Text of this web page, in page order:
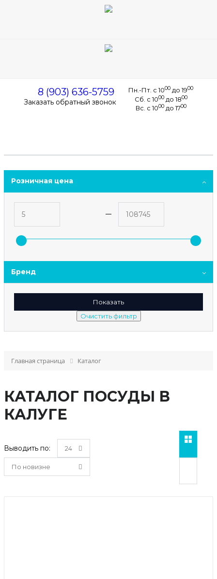
8 (903) 636-5759
Заказать обратный звонок
Пн.-Пт. с 1000 до 1900
Сб. с 1000до 1800
Вс. с 1000до 1700
Розничная цена
Бренд
Главная страница Каталог
КАТАЛОГ ПОСУДЫ В
КАЛУГЕ
Выводить по: 24
По новизне